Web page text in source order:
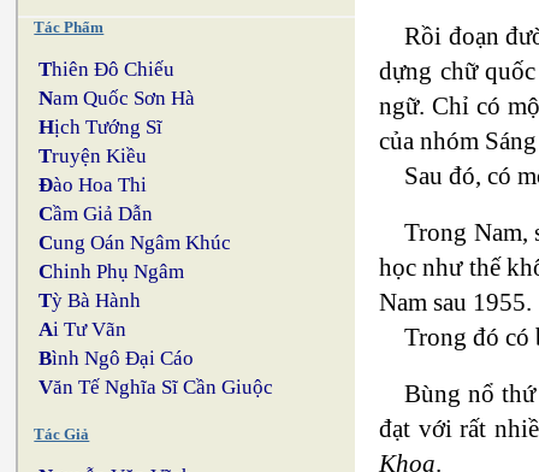
Tác Phẩm
Thiên Đô Chiếu
Nam Quốc Sơn Hà
Hịch Tướng Sĩ
Truyện Kiều
Đào Hoa Thi
Cầm Giả Dẫn
Cung Oán Ngâm Khúc
Chinh Phụ Ngâm
Tỳ Bà Hành
Ai Tư Vãn
Bình Ngô Đại Cáo
Văn Tế Nghĩa Sĩ Cần Giuộc
Tác Giả
Rồi đoạn
dựng chữ
ngữ. Chỉ có
của nhóm
Sau đó, có
Trong Nam,
học như thế
Nam sau 1955.
Trong đó có
Bùng nổ
đạt với rất
Khoa.